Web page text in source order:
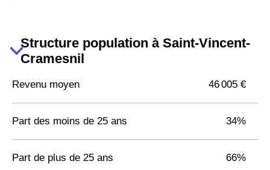
Structure population à Saint-Vincent-
Cramesnil
Revenu moyen 46 005 €
Part des moins de 25 ans 34%
Part de plus de 25 ans 66%